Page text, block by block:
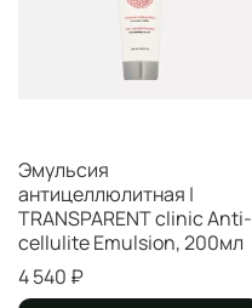
Эмульсия
антицеллюлитная |
TRANSPARENT clinic Anti-
cellulite Emulsion, 200мл
4 540 ₽